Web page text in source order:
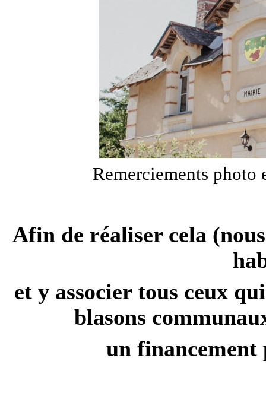
Remerciements photo
Afin de réaliser cela
et y associer tous ceux
blasons
un